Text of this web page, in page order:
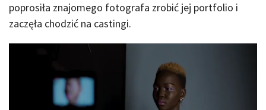
poprosiła znajomego fotografa zrobić jej portfolio i
zaczęła chodzić na castingi.